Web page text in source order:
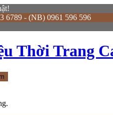
6789 - (NB) 0961 596 596